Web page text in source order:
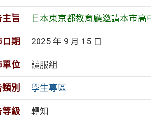
主旨 日本東京都教育廳邀請本市高
期 2025 年 9 月 15 日
單位 讀服組
別 學生專區
等級 轉知